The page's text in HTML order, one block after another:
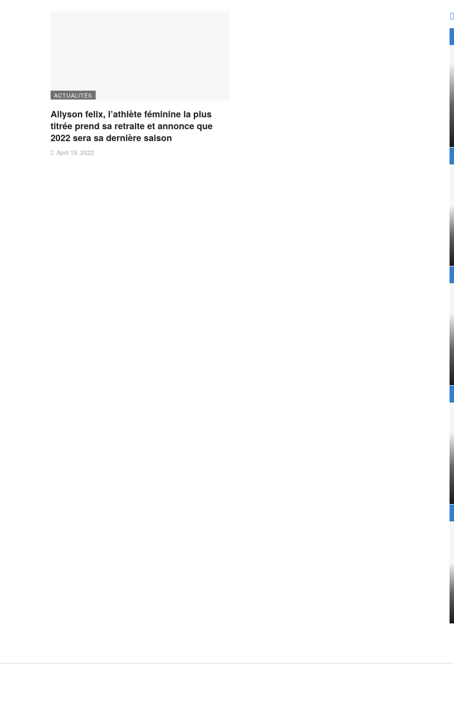
ACTUALITÉS
Allyson felix, l’athlète féminine la plus
titrée prend sa retraite et annonce que
2022 sera sa dernière saison
April 15, 2022